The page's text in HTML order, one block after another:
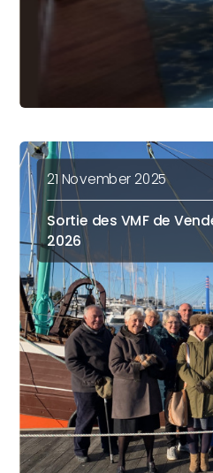
21 November 2025
Sortie des VMF de
2026